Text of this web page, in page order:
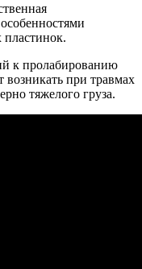
пластинок.
к пролабированию
при травмах
тяжелого груза.